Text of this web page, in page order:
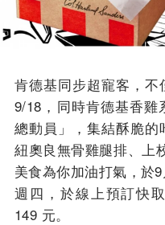
肯德基同步超寵客，
9/18，同時肯德基香
總動員」，集結酥脆
紐奧良無骨雞腿排、上
美食為你加油打氣，於
週四，於線上預訂快
149 元。